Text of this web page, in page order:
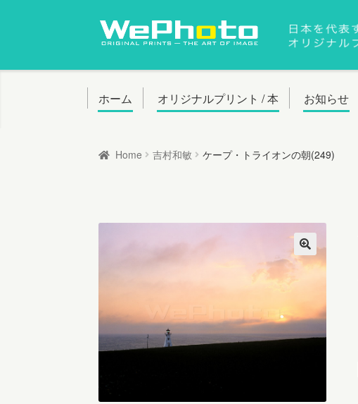
ナ
ゲ
ー
ン
コ
テ
ン
ス
ホーム オリジナルプリント / 本 お知らせ
Home 吉村和敏 ケープ・トライオンの朝(249)